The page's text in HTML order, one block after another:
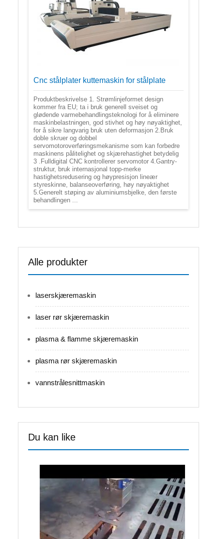
Cnc stålplater kuttemaskin for stålplate
Produktbeskrivelse 1. Strømlinjeformet design
kommer fra EU; ta i bruk generell sveiset og
glødende varmebehandlingsteknologi for å eliminere
maskinbelastningen, god stivhet og høy nøyaktighet,
for å sikre langvarig bruk uten deformasjon 2.Bruk
doble skruer og dobbel
servomotoroverføringsmekanisme som kan forbedre
maskinens pålitelighet og skjærehastighet betydelig
3 .Fulldigital CNC kontrollerer servomotor 4.Gantry-
struktur, bruk internasjonal topp-merke
hastighetsredusering og høypresisjon lineær
styreskinne, balanseoverføring, høy nøyaktighet
5.Generelt støping av aluminiumsbjelke, den første
behandlingen ...
Alle produkter
laserskjæremaskin
laser rør skjæremaskin
plasma & flamme skjæremaskin
plasma rør skjæremaskin
vannstrålesnittmaskin
Du kan like